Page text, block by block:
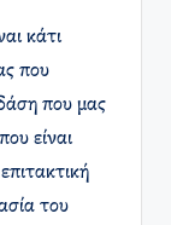
κάτι
που
που μας
είναι
του